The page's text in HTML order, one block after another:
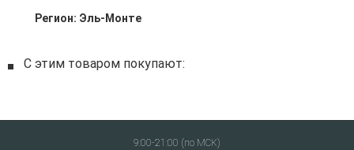
Регион: Эль-Монте
С этим товаром покупают:
9:00-21:00 (по МСК)